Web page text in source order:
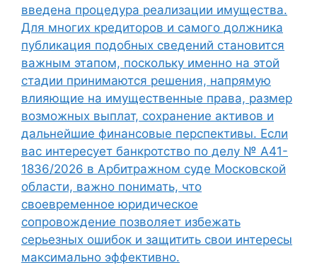
введена процедура реализации имущества.
Для многих кредиторов и самого должника
публикация подобных сведений становится
важным этапом, поскольку именно на этой
стадии принимаются решения, напрямую
влияющие на имущественные права, размер
возможных выплат, сохранение активов и
дальнейшие финансовые перспективы. Если
вас интересует банкротство по делу № А41-
1836/2026 в Арбитражном суде Московской
области, важно понимать, что
своевременное юридическое
сопровождение позволяет избежать
серьезных ошибок и защитить свои интересы
максимально эффективно.